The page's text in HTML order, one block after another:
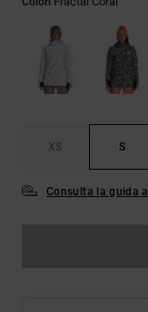
alle
più
XS S
Consulta la guida